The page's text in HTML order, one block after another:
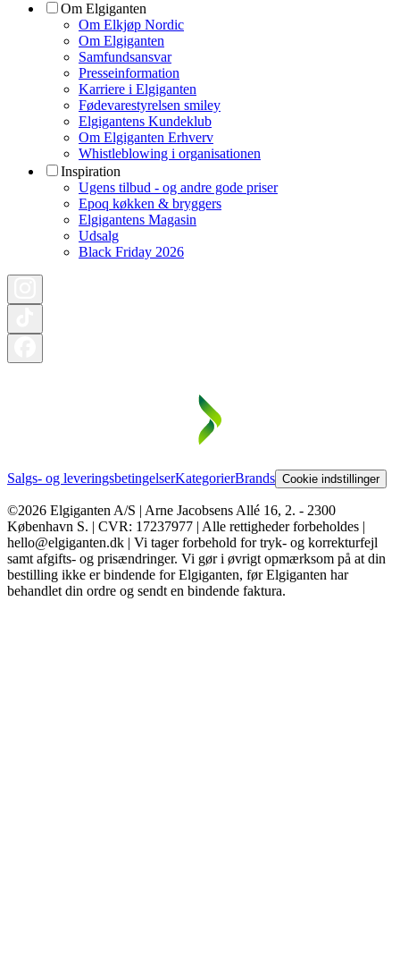
Om Elgiganten
Om Elkjøp Nordic
Om Elgiganten
Samfundsansvar
Presseinformation
Karriere i Elgiganten
Fødevarestyrelsen smiley
Elgigantens Kundeklub
Om Elgiganten Erhverv
Whistleblowing i organisationen
Inspiration
Ugens tilbud - og andre gode priser
Epoq køkken & bryggers
Elgigantens Magasin
Udsalg
Black Friday 2026
Salgs- og leveringsbetingelserKategorierBrands Cookie indstillinger
©2026 Elgiganten A/S | Arne Jacobsens Allé 16, 2. - 2300
København S. | CVR: 17237977 | Alle rettigheder forbeholdes |
hello@elgiganten.dk | Vi tager forbehold for tryk- og korrekturfejl
samt afgifts- og prisændringer. Vi gør i øvrigt opmærksom på at din
bestilling ikke er bindende for Elgiganten, før Elgiganten har
behandlet din ordre og sendt en bindende faktura.